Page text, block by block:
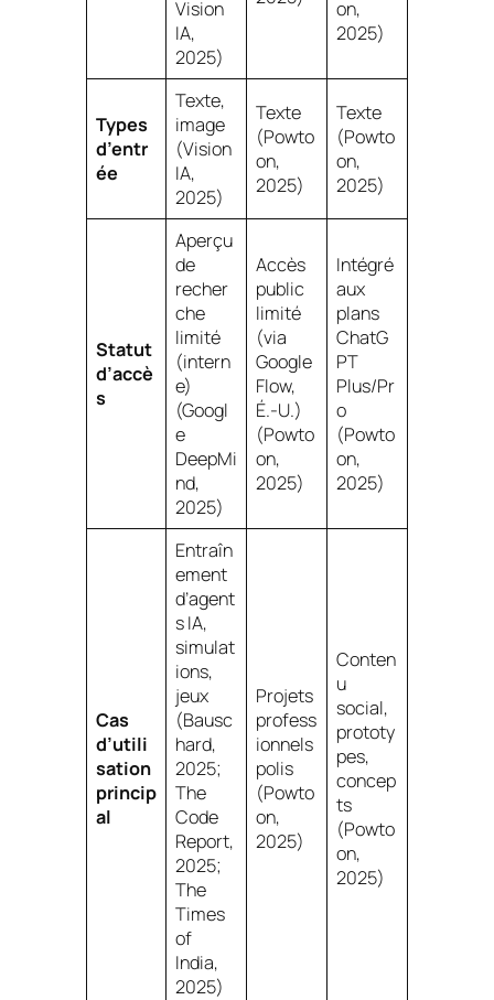
Vision
IA,
2025)
on,
2025)
Types
d’entr
ée
Texte,
image
(Vision
IA,
2025)
Texte
(Powto
on,
2025)
Texte
(Powto
on,
2025)
Statut
d’accè
s
Aperçu
de
recher
che
limité
(intern
e)
(Googl
e
DeepMi
nd,
2025)
Accès
public
limité
(via
Google
Flow,
É.-U.)
(Powto
on,
2025)
Intégré
aux
plans
ChatG
PT
Plus/Pr
o
(Powto
on,
2025)
Cas
d’utili
sation
princip
al
Entraîn
ement
d’agent
s IA,
simulat
ions,
jeux
(Bausc
hard,
2025;
The
Code
Report,
2025;
The
Times
of
India,
2025)
Projets
profess
ionnels
polis
(Powto
on,
2025)
Conten
u
social,
prototy
pes,
concep
ts
(Powto
on,
2025)